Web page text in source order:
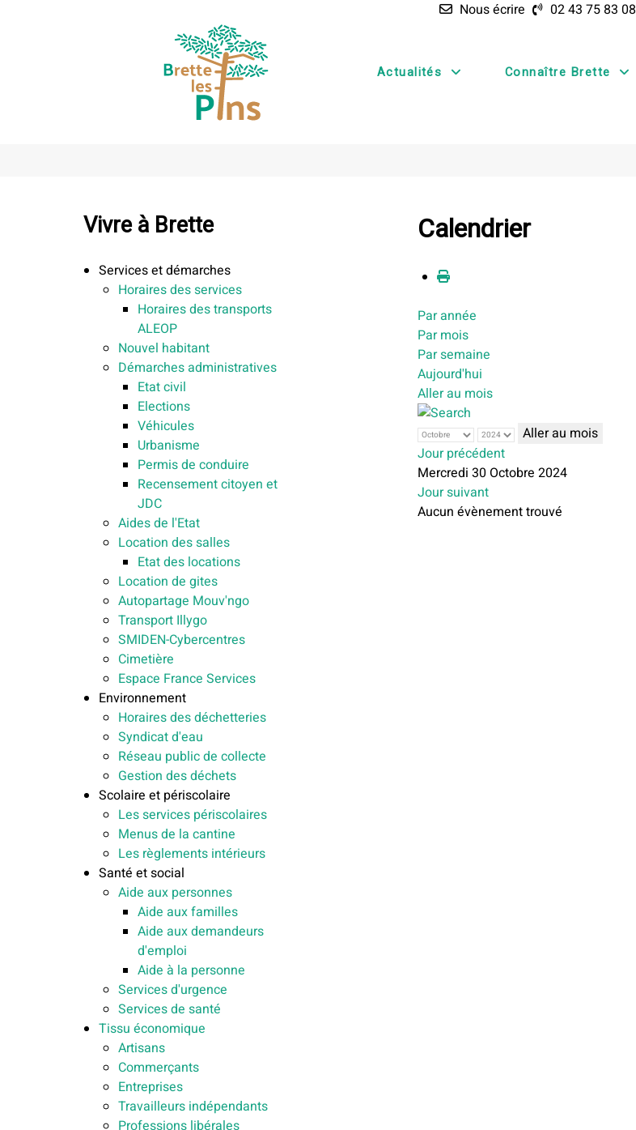
Nous écrire 02 43 75 83 08
Actualités Connaître Brette
Vivre à Brette
Services et démarches
Horaires des services
Horaires des transports
ALEOP
Nouvel habitant
Démarches administratives
Etat civil
Elections
Véhicules
Urbanisme
Permis de conduire
Recensement citoyen et
JDC
Aides de l'Etat
Location des salles
Etat des locations
Location de gites
Autopartage Mouv'ngo
Transport Illygo
SMIDEN-Cybercentres
Cimetière
Espace France Services
Environnement
Horaires des déchetteries
Syndicat d'eau
Réseau public de collecte
Gestion des déchets
Scolaire et périscolaire
Les services périscolaires
Menus de la cantine
Les règlements intérieurs
Santé et social
Aide aux personnes
Aide aux familles
Aide aux demandeurs
d'emploi
Aide à la personne
Services d'urgence
Services de santé
Tissu économique
Artisans
Commerçants
Entreprises
Travailleurs indépendants
Professions libérales
Calendrier
Par année
Par mois
Par semaine
Aujourd'hui
Aller au mois
Aller au mois
Jour précédent
Mercredi 30 Octobre 2024
Jour suivant
Aucun évènement trouvé